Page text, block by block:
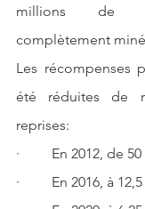
millions de
complètement
Les récompenses
été réduites de
reprises:
·         En 2012, de
·         En 2016, à